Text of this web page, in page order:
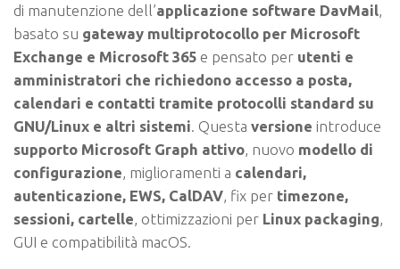
di manutenzione dell’applicazione software DavMail
basato su gateway multiprotocollo per Microsoft
Exchange e Microsoft 365 e pensato per utenti e
amministratori che richiedono accesso a posta,
calendari e contatti tramite protocolli standard su
GNU/Linux e altri sistemi . Questa versione introduce
supporto Microsoft Graph attivo , nuovo modello di
configurazione , miglioramenti a calendari,
autenticazione, EWS, CalDAV , fix per timezone,
sessioni, cartelle , ottimizzazioni per Linux packaging
GUI e compatibilità macOS.